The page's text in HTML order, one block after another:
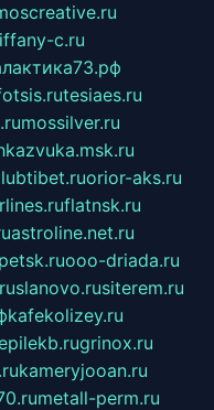
c.ru
tesiaes.ru
mossilver.ru
orior-aks.ru
flatnsk.ru
astroline.net.ru
ooo-driada.ru
siterem.ru
kafekolizey.ru
grinox.ru
kameryjooan.ru
metall-perm.ru